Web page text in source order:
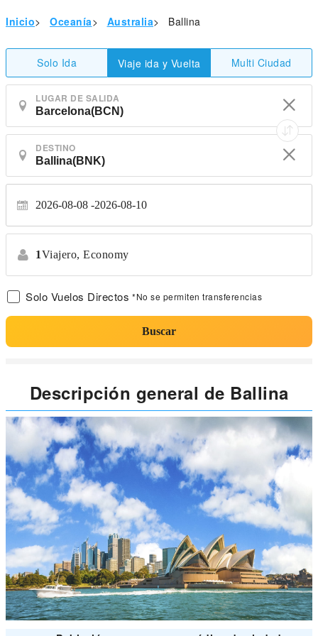
Inicio> Oceanía> Australia> Ballina
Solo Ida Viaje ida y Vuelta Multi Ciudad
LUGAR DE SALIDA
DESTINO
2026-08-08 2026-08-10
1Viajero, Economy
Solo Vuelos Directos *No se permiten transferencias
Buscar
Descripción general de Ballina